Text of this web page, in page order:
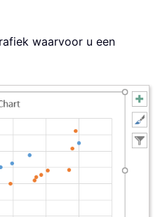
waarvoor u een